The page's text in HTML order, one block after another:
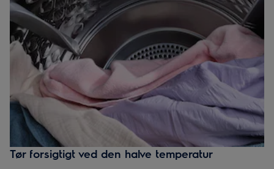
Tør forsigtigt ved den halve temperatur